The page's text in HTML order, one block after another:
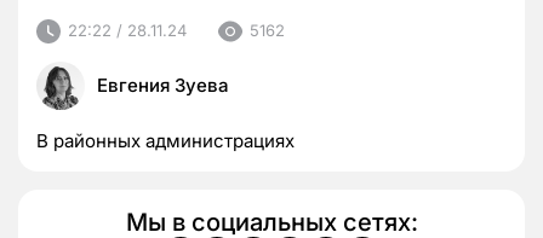
22:22 / 28.11.24 5162
Евгения Зуева
В районных администрациях
Мы в социальных сетях: